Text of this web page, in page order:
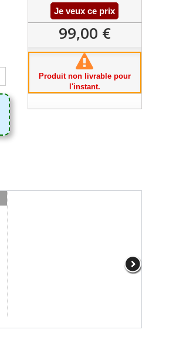
Je veux ce prix
99,00 €
Produit non livrable pour
l'instant.